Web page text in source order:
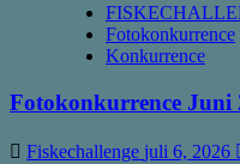
Fotokonkurrence
Konkurrence
Fotokonkurrence Juni
Fiskechallenge juli 6, 2026